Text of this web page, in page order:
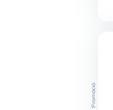
Promóció